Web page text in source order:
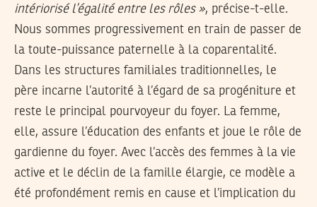
intériorisé l’égalité entre les rôles », précise-t-elle.
Nous sommes progressivement en train de passer de
la toute-puissance paternelle à la coparentalité.
Dans les structures familiales traditionnelles, le
père incarne l’autorité à l’égard de sa progéniture et
reste le principal pourvoyeur du foyer. La femme,
elle, assure l’éducation des enfants et joue le rôle de
gardienne du foyer. Avec l’accès des femmes à la vie
active et le déclin de la famille élargie, ce modèle a
été profondément remis en cause et l’implication du